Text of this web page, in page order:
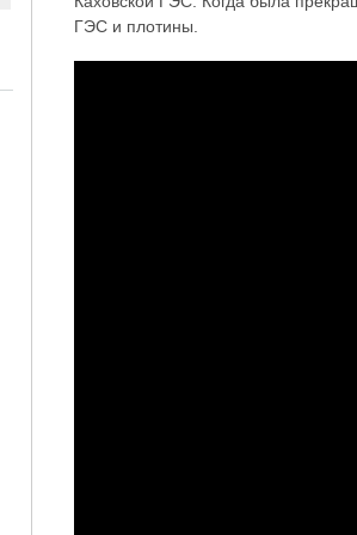
ГЭС и плотины.